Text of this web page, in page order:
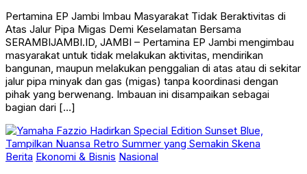
Pertamina EP Jambi Imbau Masyarakat Tidak Beraktivitas di
Atas Jalur Pipa Migas Demi Keselamatan Bersama
SERAMBIJAMBI.ID, JAMBI – Pertamina EP Jambi mengimbau
masyarakat untuk tidak melakukan aktivitas, mendirikan
bangunan, maupun melakukan penggalian di atas atau di sekitar
jalur pipa minyak dan gas (migas) tanpa koordinasi dengan
pihak yang berwenang. Imbauan ini disampaikan sebagai
bagian dari […]
Berita Ekonomi & Bisnis Nasional